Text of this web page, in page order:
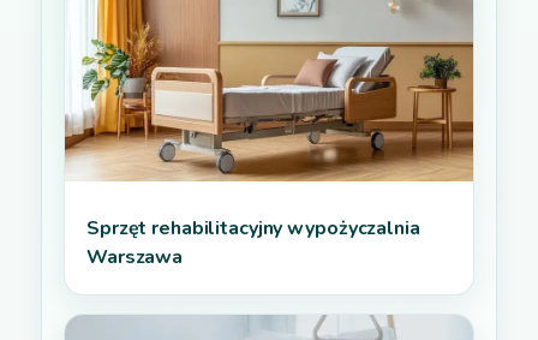
Sprzęt rehabilitacyjny wypożyczalnia
Warszawa